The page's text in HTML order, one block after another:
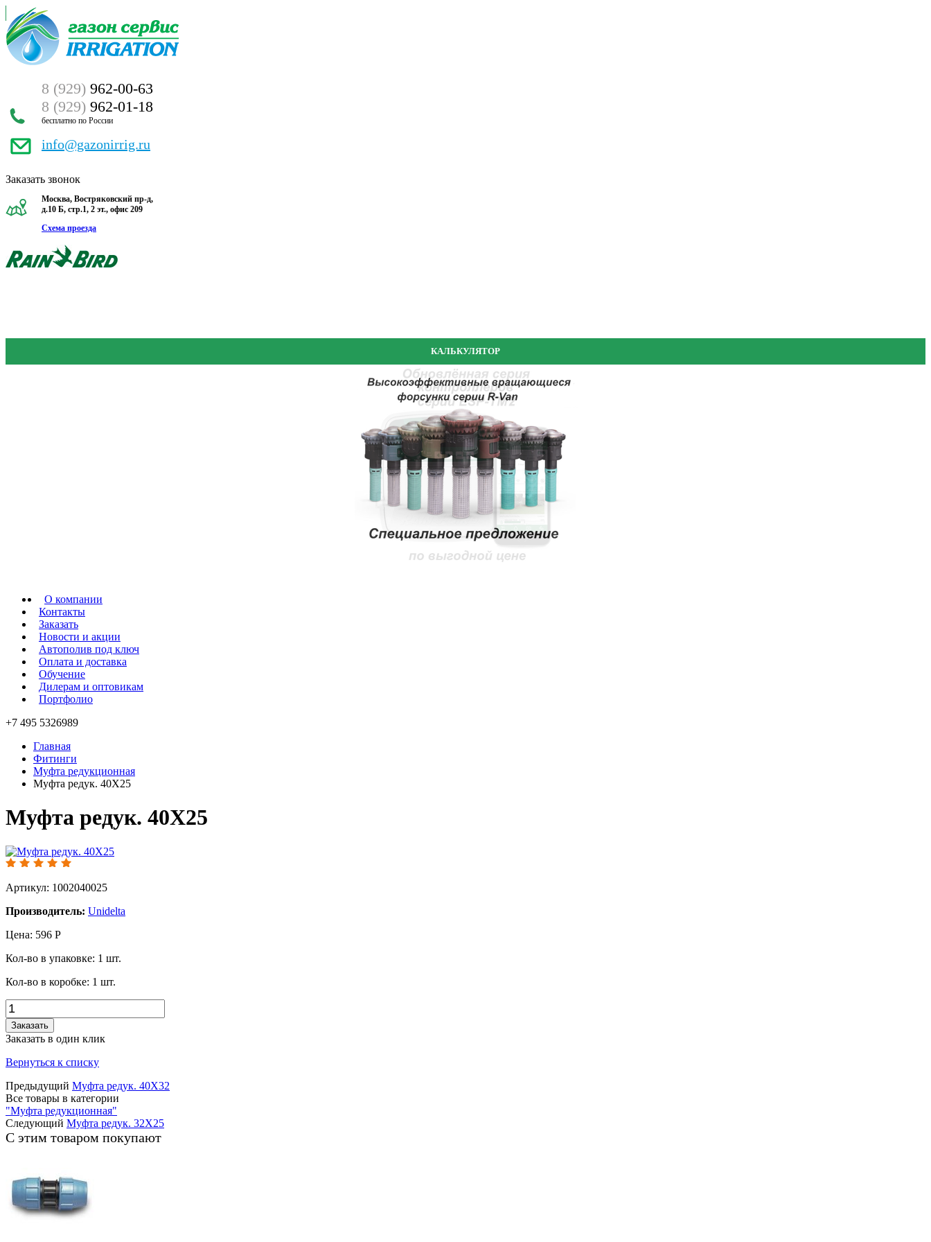
8 (929) 962-00-63
8 (929) 962-01-18
бесплатно по России
info@gazonirrig.ru
Заказать звонок
Москва, Востряковский пр-д,
д.10 Б, стр.1, 2 эт., офис 209
Схема проезда
КАЛЬКУЛЯТОР
О компании
Контакты
Заказать
Новости и акции
Автополив под ключ
Оплата и доставка
Обучение
Дилерам и оптовикам
Портфолио
+7 495 5326989
Главная
Фитинги
Муфта редукционная
Муфта редук. 40X25
Муфта редук. 40X25
Артикул: 1002040025
Производитель: Unidelta
Цена: 596 Р
Кол-во в упаковке: 1 шт.
Кол-во в коробке: 1 шт.
Заказать
Заказать в один клик
Вернуться к списку
Предыдущий Муфта редук. 40X32
Все товары в категории
"Муфта редукционная"
Следующий Муфта редук. 32X25
С этим товаром покупают